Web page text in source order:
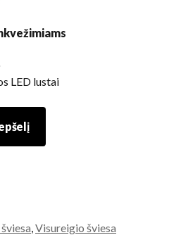
LED lustai
Visureigio šviesa